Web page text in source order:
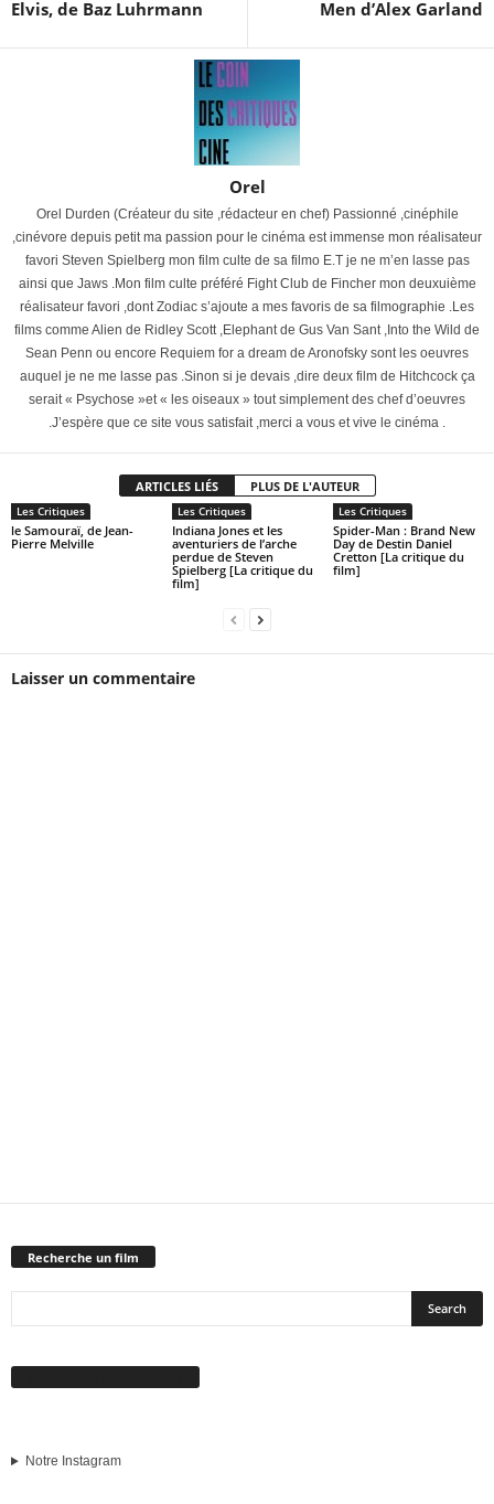
Elvis, de Baz Luhrmann Men d’Alex Garland
Orel
Orel Durden (Créateur du site ,rédacteur en chef) Passionné ,cinéphile
,cinévore depuis petit ma passion pour le cinéma est immense mon réalisateur
favori Steven Spielberg mon film culte de sa filmo E.T je ne m’en lasse pas
ainsi que Jaws .Mon film culte préféré Fight Club de Fincher mon deuxuième
réalisateur favori ,dont Zodiac s’ajoute a mes favoris de sa filmographie .Les
films comme Alien de Ridley Scott ,Elephant de Gus Van Sant ,Into the Wild de
Sean Penn ou encore Requiem for a dream de Aronofsky sont les oeuvres
auquel je ne me lasse pas .Sinon si je devais ,dire deux film de Hitchcock ça
serait « Psychose »et « les oiseaux » tout simplement des chef d’oeuvres
.J’espère que ce site vous satisfait ,merci a vous et vive le cinéma .
ARTICLES LIÉS PLUS DE L'AUTEUR
Les Critiques
le Samouraï, de Jean-
Pierre Melville
Les Critiques
Indiana Jones et les
aventuriers de l’arche
perdue de Steven
Spielberg [La critique du
film]
Les Critiques
Spider-Man : Brand New
Day de Destin Daniel
Cretton [La critique du
film]
Laisser un commentaire
Recherche un film
Notre Instagram